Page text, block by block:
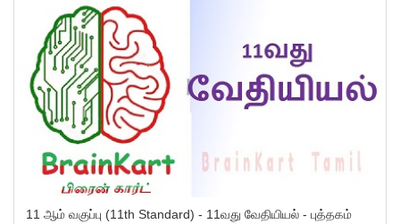
11 ஆம் வகுப்பு (11th Standard) - 11வது வேதியியல் - புத்தகம்